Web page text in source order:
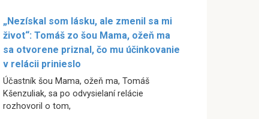
„Nezískal som lásku, ale zmenil sa mi
život“: Tomáš zo šou Mama, ožeň ma
sa otvorene priznal, čo mu účinkovanie
v relácii prinieslo
Účastník šou Mama, ožeň ma, Tomáš
Kšenzuliak, sa po odvysielaní relácie
rozhovoril o tom,